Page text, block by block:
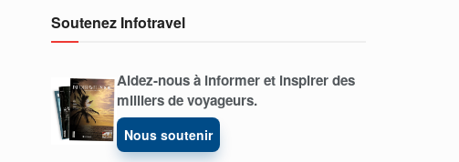
Soutenez Infotravel
Aidez-nous à informer et inspirer des
milliers de voyageurs.
Nous soutenir